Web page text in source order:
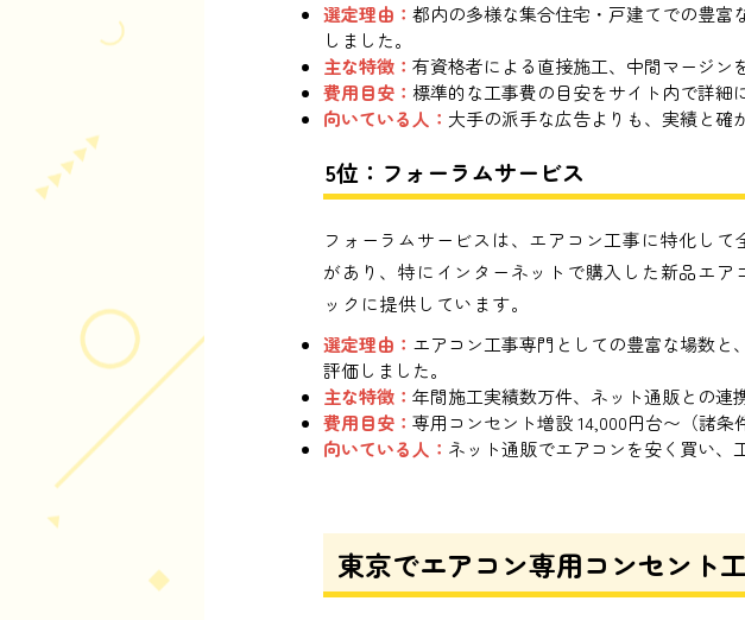
選定理由： 都内の多様な集合住宅・戸建てでの豊富
しました。
主な特徴： 有資格者による直接施工、中間マージン
費用目安： 標準的な工事費の目安をサイト内で詳細
向いている人： 大手の派手な広告よりも、実績と確
5位：フォーラムサービス
フォーラムサービスは、エアコン工事に特化し
があり、特にインターネットで購入した新品エ
ックに提供しています。
選定理由： エアコン工事専門としての豊富な場数と
評価しました。
主な特徴： 年間施工実績数万件、ネット通販との連
費用目安： 専用コンセント増設 14,000円台〜（諸条
向いている人： ネット通販でエアコンを安く買い、
東京でエアコン専用コンセント